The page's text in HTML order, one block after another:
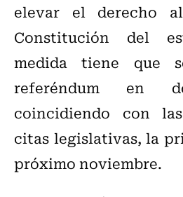
elevar el derecho
Constitución del
medida tiene que
referéndum en
coincidiendo con
citas legislativas, la
próximo noviembre.